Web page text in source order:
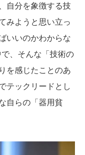
自分を象徴する技
みようと思い立っ
いいのかわからな
、そんな「技術の
を感じたことのあ
テックリードとし
自らの「器用貧